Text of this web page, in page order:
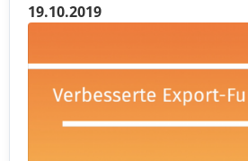
19.10.2019